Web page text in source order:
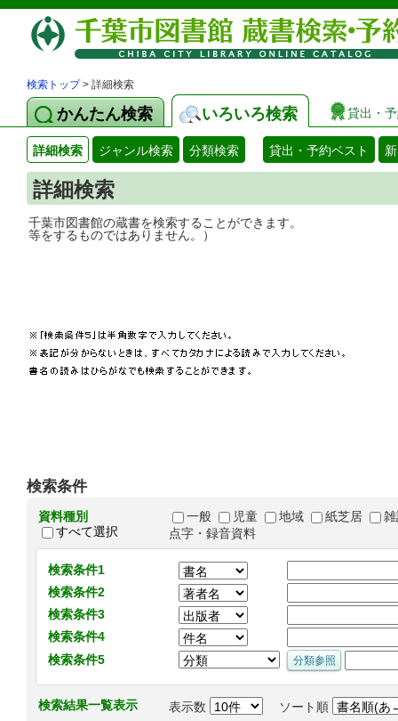
検索トップ> 詳細検索
かんたん検索 いろいろ検索 貸出・
詳細検索 ジャンル検索 分類検索 貸出・予約ベスト
詳細検索
千葉市図書館の蔵書を検索することがで
等をするものではありません。）
検索条件
資料種別
すべて選択
一般 児童 地域 紙芝居
点字・録音資料
検索条件1
検索条件2
検索条件3
検索条件4
検索条件5
検索結果一覧表示 表示数 ソート順